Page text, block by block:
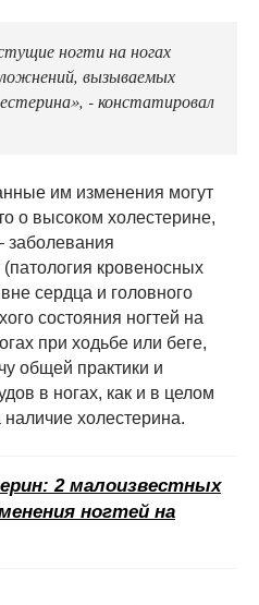
ногти на ногах
вызываемых
- констатировал
им изменения могут
о высоком холестерине,
заболевания
кровеносных
сердца и головного
состояния ногтей на
при ходьбе или беге,
общей практики и
в ногах, как и в целом
холестерина.
2 малоизвестных
ногтей на